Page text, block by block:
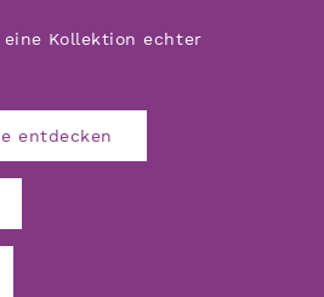
Kollektion echter
entdecken